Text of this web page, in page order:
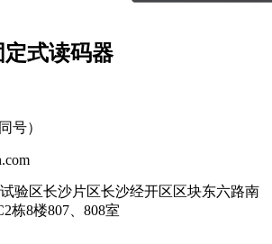
定式读码器
号）
验区长沙片区长沙经开区区块东六路南
栋8楼807、808室